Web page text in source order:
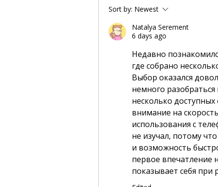
Sort by: Newest
Natalya Serement
6 days ago
Недавно
где собрано
Выбор оказался
немного
несколько
внимание на
использования с
не изучал, потому
и возможность
первое впечатление
показывает себя при